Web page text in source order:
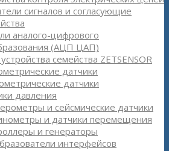
сигналов и согласующие
аналого-цифрового
(АЦП ЦАП)
семейства ZETSENSOR
датчики
датчики
давления
и сейсмические датчики
и датчики перемещения
и генераторы
интерфейсов